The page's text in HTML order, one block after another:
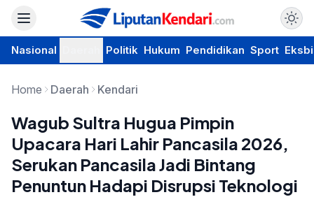
Nasional Politik Hukum Pendidikan Sport
Home Daerah Kendari
Wagub Sultra Hugua Pimpin
Upacara Hari Lahir Pancasila 2026,
Serukan Pancasila Jadi Bintang
Penuntun Hadapi Disrupsi Teknologi